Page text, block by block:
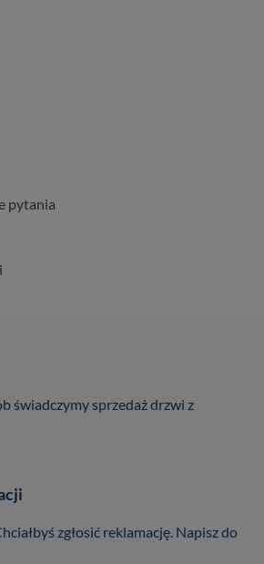
pytania
świadczymy sprzedaż drzwi z
zgłosić reklamację. Napisz do